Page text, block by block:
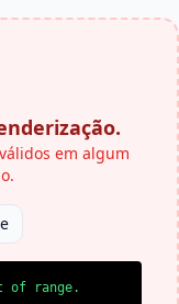
em algum
of range.